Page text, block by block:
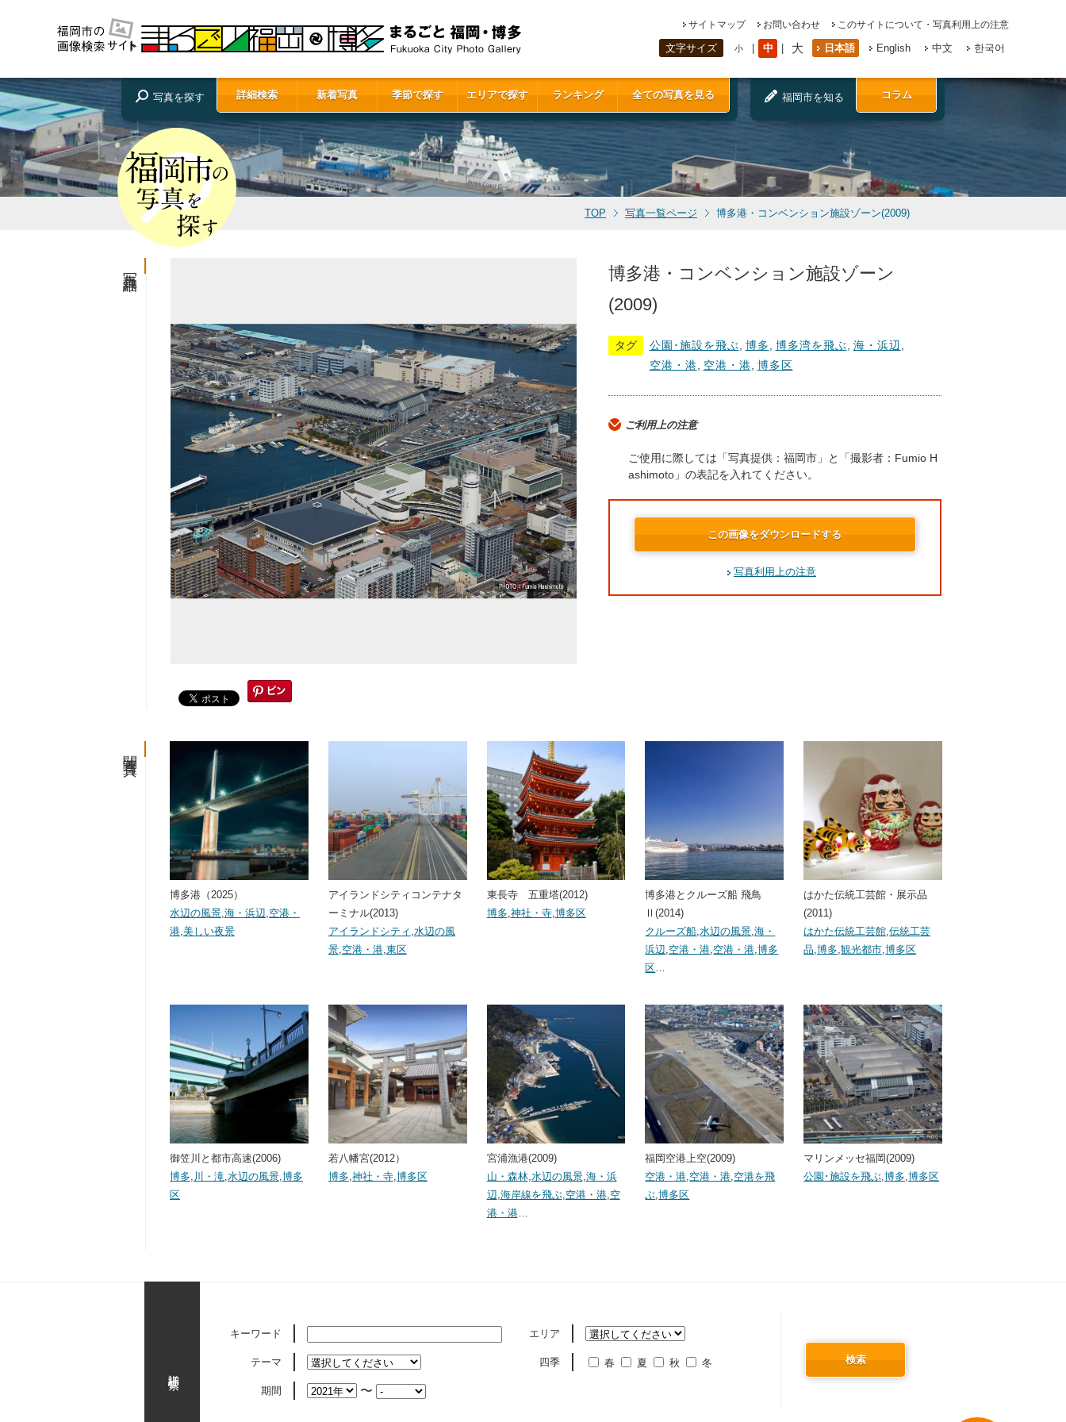
サイトマップ お問い合わせ このサイトについて・写真利用上の注意
文字サイズ 小 中 大 日本語 English 中文 한국어
写真を探す 詳細検索 新着写真 季節で探す エリアで探す ランキング 全ての写真を見る 福岡市を知る コラム
TOP 写真一覧ページ 博多港・コンベンション施設ゾーン(2009)
博多港・コンベンション施設ゾーン
(2009)
タグ 公園･施設を飛ぶ 博多 博多湾を飛ぶ 海・浜辺
空港・港
空港・港 博多区
ご利用上の注意
ご使用に際しては「写真提供：福岡市」と「撮影者：Fumio H
ashimoto」の表記を入れてください。
この画像をダウンロードする
写真利用上の注意
博多港（2025）
水辺の風景 海・浜辺 空港・
港 美しい夜景
アイランドシティコンテナタ
ーミナル(2013)
アイランドシティ 水辺の風
景, 空港・港, 東区
東長寺 五重塔(2012)
博多 神社・寺, 博多区
博多港とクルーズ船 飛鳥
Ⅱ(2014)
クルーズ船 ,水辺の風景 ,海・
浜辺 空港・港 空港・港 ,博多
区
はかた伝統工芸館・展示品
(2011)
はかた伝統工芸館 ,伝統工芸
品 ,博多 ,観光都市 ,博多区
御笠川と都市高速(2006)
博多 川・滝 水辺の風景 博多
区
若八幡宮(2012）
博多 神社・寺, 博多区
宮浦漁港(2009)
山・森林, 水辺の風景, 海・浜
辺 海岸線を飛ぶ, 空港・港, 空
港・港…
福岡空港上空(2009)
空港・港 空港・港 空港を飛
ぶ ,博多区
マリンメッセ福岡(2009)
公園･施設を飛ぶ ,博多 ,博多区
キーワード エリア
テーマ 四季 春 夏 秋 冬
期間 〜
検索